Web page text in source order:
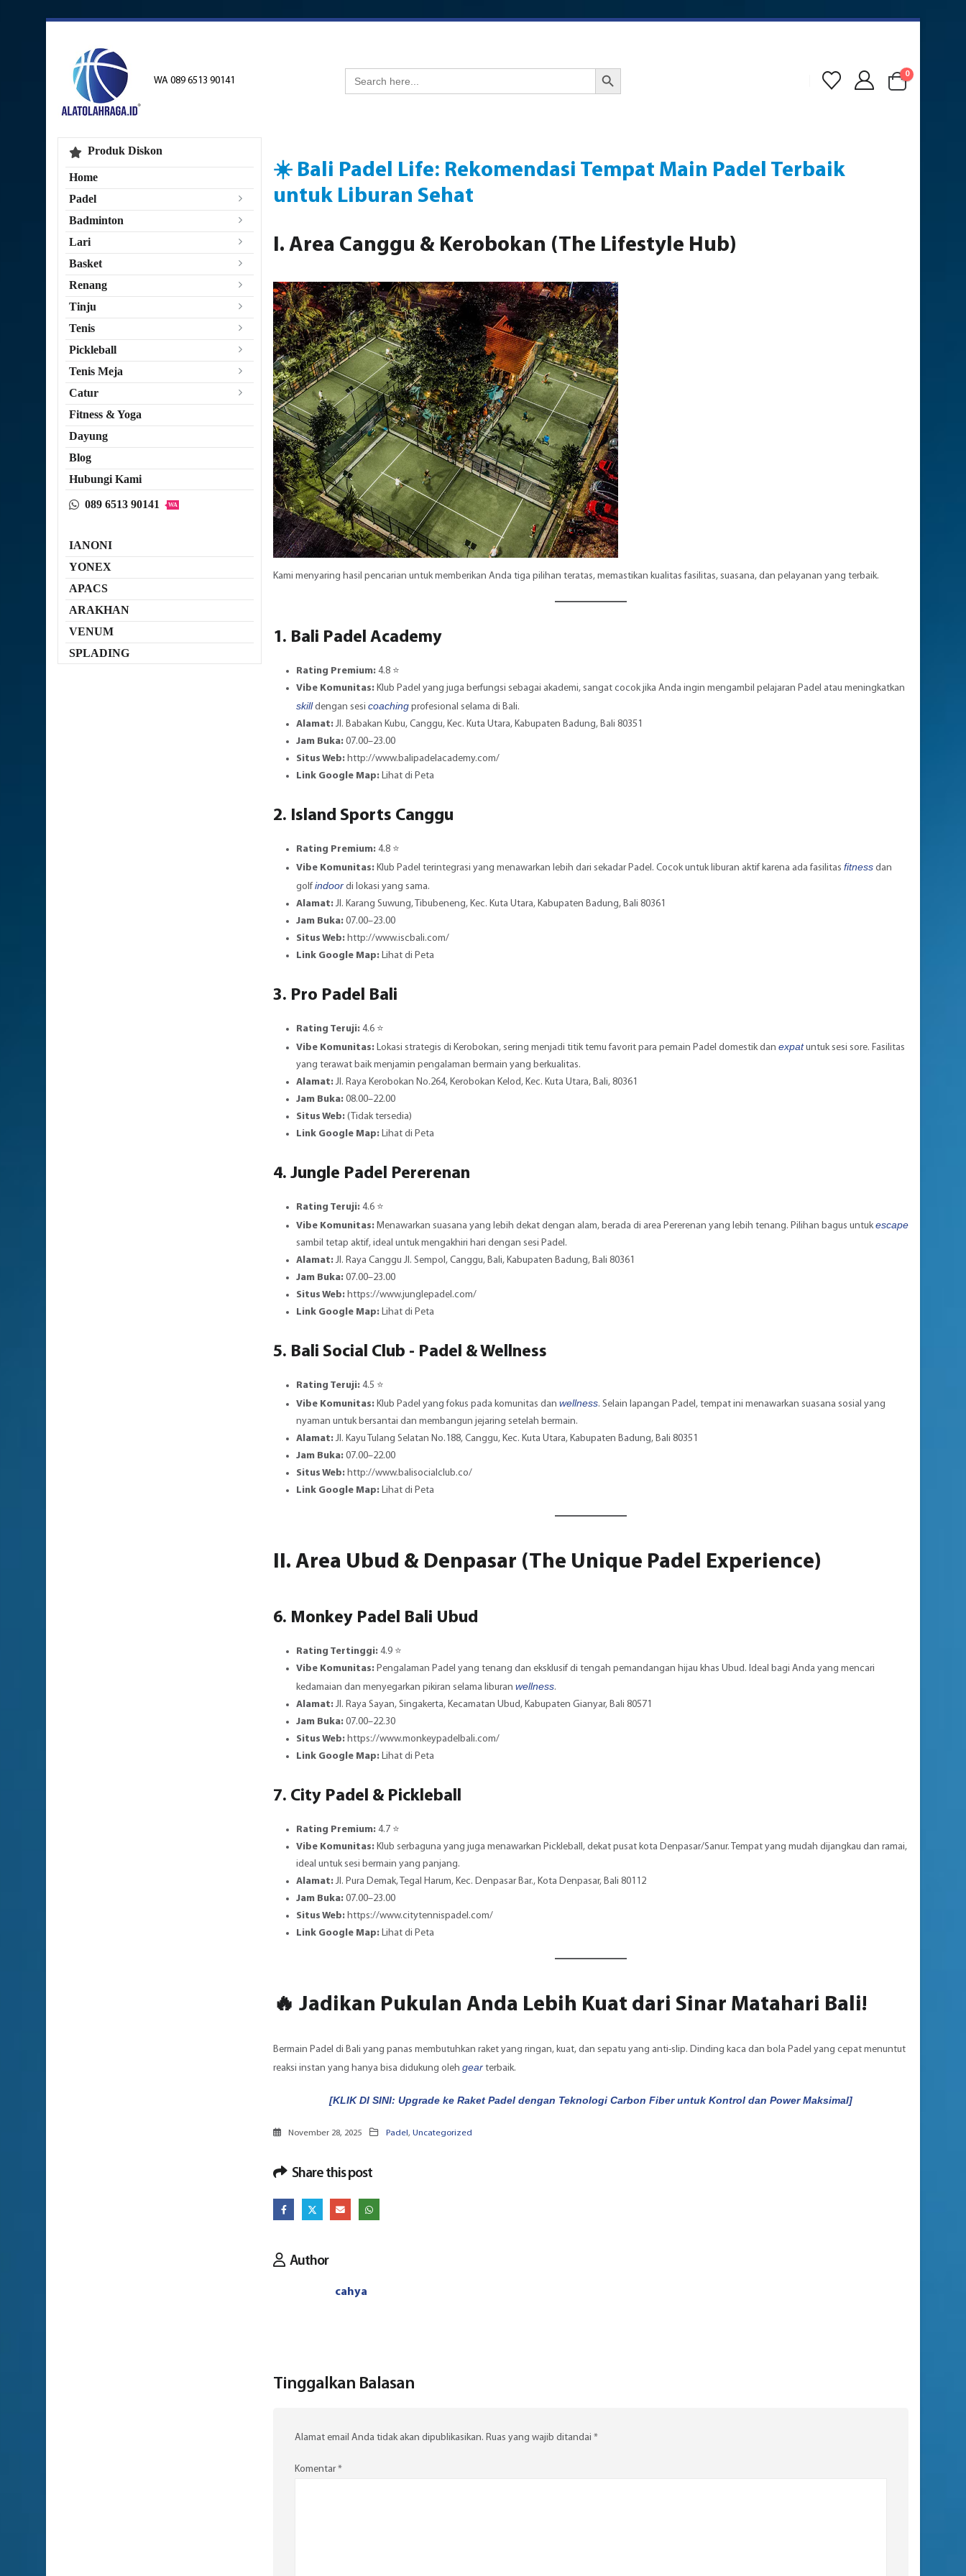
WA 089 6513 90141
Search
for:
Search Button
0
☀️ Bali Padel Life: Rekomendasi Tempat Main Padel Terbaik
untuk Liburan Sehat
I. Area Canggu & Kerobokan (The Lifestyle Hub)
Kami menyaring hasil pencarian untuk memberikan Anda tiga pilihan teratas, memastikan kualitas fasilitas, suasana, dan pelayanan yang terbaik.
1. Bali Padel Academy
Rating Premium: 4.8 ⭐️
Vibe Komunitas: Klub Padel yang juga berfungsi sebagai akademi, sangat cocok jika Anda ingin mengambil pelajaran Padel atau meningkatkan
skilldengan sesi coaching profesional selama di Bali.
Alamat: Jl. Babakan Kubu, Canggu, Kec. Kuta Utara, Kabupaten Badung, Bali 80351
Jam Buka: 07.00–23.00
Situs Web: http://www.balipadelacademy.com/
Link Google Map: Lihat di Peta
2. Island Sports Canggu
Rating Premium: 4.8 ⭐️
Vibe Komunitas: Klub Padel terintegrasi yang menawarkan lebih dari sekadar Padel. Cocok untuk liburan aktif karena ada fasilitas fitness dan
golf indoor di lokasi yang sama.
Alamat: Jl. Karang Suwung, Tibubeneng, Kec. Kuta Utara, Kabupaten Badung, Bali 80361
Jam Buka: 07.00–23.00
Situs Web: http://www.iscbali.com/
Link Google Map: Lihat di Peta
3. Pro Padel Bali
Rating Teruji: 4.6 ⭐️
Vibe Komunitas: Lokasi strategis di Kerobokan, sering menjadi titik temu favorit para pemain Padel domestik dan expatuntuk sesi sore. Fasilitas
yang terawat baik menjamin pengalaman bermain yang berkualitas.
Alamat: Jl. Raya Kerobokan No.264, Kerobokan Kelod, Kec. Kuta Utara, Bali, 80361
Jam Buka: 08.00–22.00
Situs Web: (Tidak tersedia)
Link Google Map: Lihat di Peta
4. Jungle Padel Pererenan
Rating Teruji: 4.6 ⭐️
Vibe Komunitas: Menawarkan suasana yang lebih dekat dengan alam, berada di area Pererenan yang lebih tenang. Pilihan bagus untukescape
sambil tetap aktif, ideal untuk mengakhiri hari dengan sesi Padel.
Alamat: Jl. Raya Canggu Jl. Sempol, Canggu, Bali, Kabupaten Badung, Bali 80361
Jam Buka: 07.00–23.00
Situs Web: https://www.junglepadel.com/
Link Google Map: Lihat di Peta
5. Bali Social Club - Padel & Wellness
Rating Teruji: 4.5 ⭐️
Vibe Komunitas: Klub Padel yang fokus pada komunitas dan wellness. Selain lapangan Padel, tempat ini menawarkan suasana sosial yang
nyaman untuk bersantai dan membangun jejaring setelah bermain.
Alamat: Jl. Kayu Tulang Selatan No.188, Canggu, Kec. Kuta Utara, Kabupaten Badung, Bali 80351
Jam Buka: 07.00–22.00
Situs Web: http://www.balisocialclub.co/
Link Google Map: Lihat di Peta
II. Area Ubud & Denpasar (The Unique Padel Experience)
6. Monkey Padel Bali Ubud
Rating Tertinggi: 4.9 ⭐️
Vibe Komunitas: Pengalaman Padel yang tenang dan eksklusif di tengah pemandangan hijau khas Ubud. Ideal bagi Anda yang mencari
kedamaian dan menyegarkan pikiran selama liburan wellness.
Alamat: Jl. Raya Sayan, Singakerta, Kecamatan Ubud, Kabupaten Gianyar, Bali 80571
Jam Buka: 07.00–22.30
Situs Web: https://www.monkeypadelbali.com/
Link Google Map: Lihat di Peta
7. City Padel & Pickleball
Rating Premium: 4.7 ⭐️
Vibe Komunitas: Klub serbaguna yang juga menawarkan Pickleball, dekat pusat kota Denpasar/Sanur. Tempat yang mudah dijangkau dan ramai,
ideal untuk sesi bermain yang panjang.
Alamat: Jl. Pura Demak, Tegal Harum, Kec. Denpasar Bar., Kota Denpasar, Bali 80112
Jam Buka: 07.00–23.00
Situs Web: https://www.citytennispadel.com/
Link Google Map: Lihat di Peta
🔥 Jadikan Pukulan Anda Lebih Kuat dari Sinar Matahari Bali!
Bermain Padel di Bali yang panas membutuhkan raket yang ringan, kuat, dan sepatu yang anti-slip. Dinding kaca dan bola Padel yang cepat menuntut
reaksi instan yang hanya bisa didukung oleh gear terbaik.
[KLIK DI SINI: Upgrade ke Raket Padel dengan Teknologi Carbon Fiber untuk Kontrol dan Power Maksimal]
November 28, 2025 Padel , Uncategorized
Share this post
Author
cahya
Tinggalkan Balasan
Alamat email Anda tidak akan dipublikasikan. Ruas yang wajib ditandai *
Komentar*
Produk Diskon
Home
Padel
Badminton
Lari
Basket
Renang
Tinju
Tenis
Pickleball
Tenis Meja
Catur
Fitness & Yoga
Dayung
Blog
Hubungi Kami
089 6513 90141 WA
IANONI
YONEX
APACS
ARAKHAN
VENUM
SPLADING